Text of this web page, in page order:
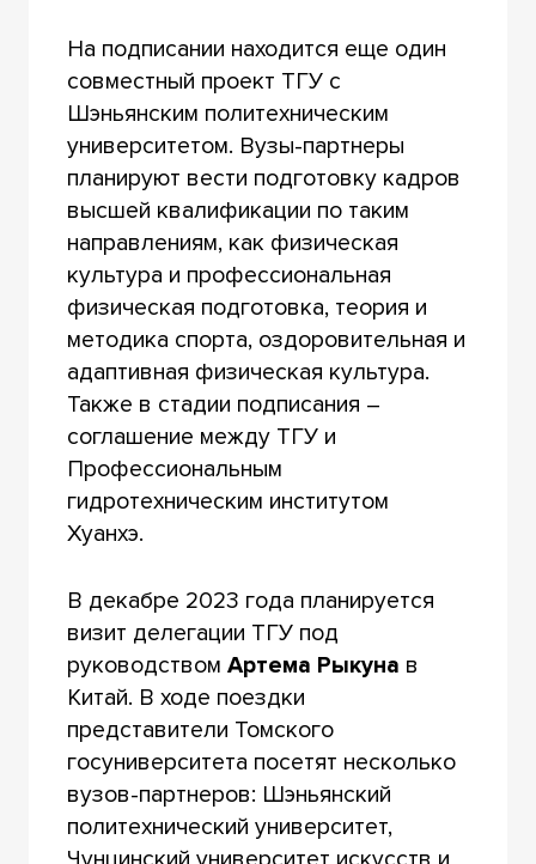
На подписании находится еще один
совместный проект ТГУ с
Шэньянским политехническим
университетом. Вузы-партнеры
планируют вести подготовку кадров
высшей квалификации по таким
направлениям, как физическая
культура и профессиональная
физическая подготовка, теория и
методика спорта, оздоровительная и
адаптивная физическая культура.
Также в стадии подписания –
соглашение между ТГУ и
Профессиональным
гидротехническим институтом
Хуанхэ.
В декабре 2023 года планируется
визит делегации ТГУ под
руководством Артема Рыкуна в
Китай. В ходе поездки
представители Томского
госуниверситета посетят несколько
вузов-партнеров: Шэньянский
политехнический университет,